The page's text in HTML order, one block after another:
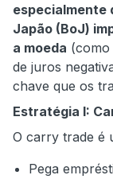
especialmente
Japão (BoJ)
a moeda
de juros
chave que os
Estratégia I:
O carry trade é
Pega